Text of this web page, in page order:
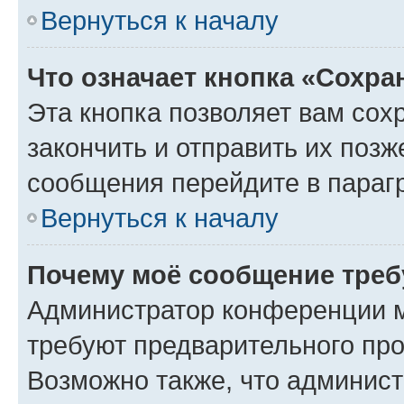
Вернуться к началу
Что означает кнопка
Эта кнопка позволяет вам
закончить и отправить их
сообщения перейдите в
Вернуться к началу
Почему моё сообщение
Администратор конференции
требуют предварительного
Возможно также, что